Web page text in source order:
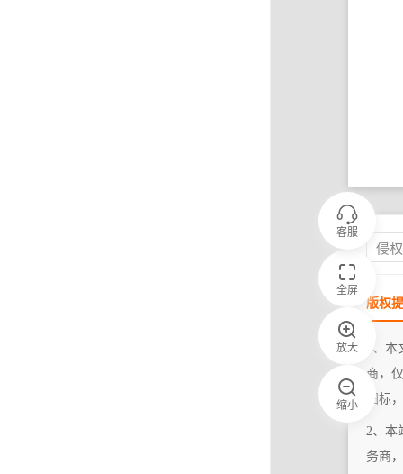
客服
全屏
放大
缩小
侵
版权
1、
商，
图标
2、本
务商